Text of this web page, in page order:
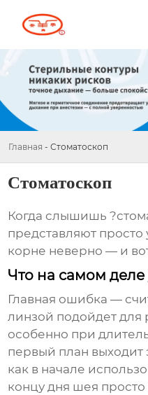
Главная - Стоматоскоп
Стоматоскоп
Когда слышишь
представляют
корне неверно — и
Что на самом деле
Главная ошибка —
линзой подойдет для
особенно при
первый план
как в начале
концу дня шея просто